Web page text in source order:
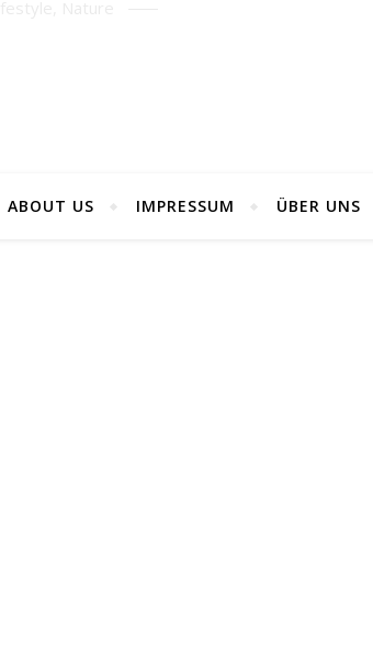
ABOUT US IMPRESSUM ÜBER UNS